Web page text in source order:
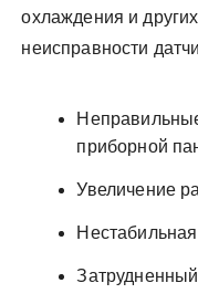
охлаждения и
неисправности
приборной
Увеличение
Затрудненный